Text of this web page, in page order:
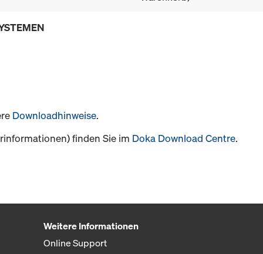
Downloadhinweise.
finden Sie im Doka Download Centre.
Weitere Informationen
Online Support